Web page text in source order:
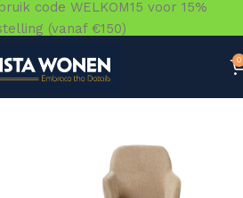
0
code WELKOM15 voor 15%
(vanaf €150)